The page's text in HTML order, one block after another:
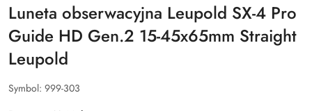
Luneta obserwacyjna Leupold SX-4 Pro
Guide HD Gen.2 15-45x65mm Straight
Leupold
Symbol: 999-303